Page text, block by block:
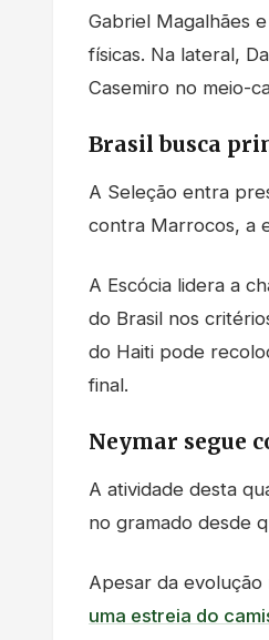
Gabriel Magalhães
físicas. Na lateral,
Casemiro no meio-
Brasil busca
A Seleção entra
contra Marrocos, a
A Escócia lidera a
do Brasil nos
do Haiti pode
final.
Neymar segue
A atividade desta
no gramado desde
Apesar da
uma estreia do